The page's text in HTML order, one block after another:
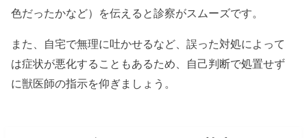
色だったかなど）を伝えると診察がスムーズです。
また、自宅で無理に吐かせるなど、誤った対処によって
は症状が悪化することもあるため、自己判断で処置せず
に獣医師の指示を仰ぎましょう。